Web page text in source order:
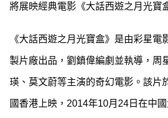
將展映經典電影《大話西遊之月光寶
《大話西遊之月光寶盒》是由彩星電
製片廠出品，劉鎮偉編劇並執導，周
瑛、莫文蔚等主演的奇幻電影。該片
國香港上映，2014年10月24日在中